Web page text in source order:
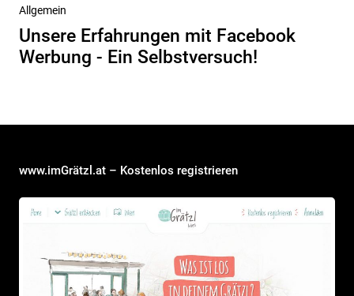
Nächster
Beitrag
Allgemein
Unsere Erfahrungen mit Facebook
Werbung - Ein Selbstversuch!
www.imGrätzl.at – Kostenlos registrieren